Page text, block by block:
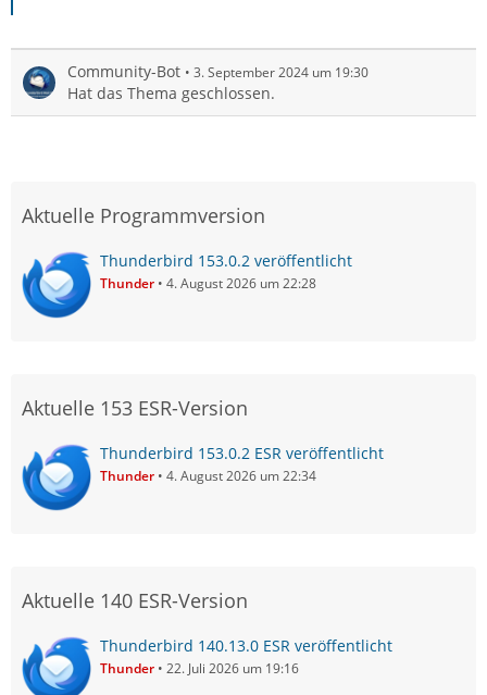
Community-Bot 3. September 2024 um 19:30
Hat das Thema geschlossen.
Aktuelle Programmversion
Thunderbird 153.0.2 veröffentlicht
Thunder 4. August 2026 um 22:28
Aktuelle 153 ESR-Version
Thunderbird 153.0.2 ESR veröffentlicht
Thunder 4. August 2026 um 22:34
Aktuelle 140 ESR-Version
Thunderbird 140.13.0 ESR veröffentlicht
Thunder 22. Juli 2026 um 19:16